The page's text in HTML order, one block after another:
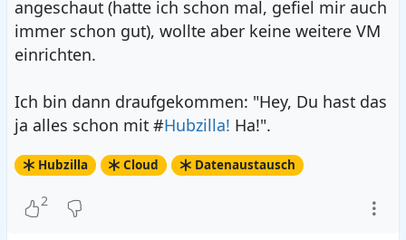
angeschaut (hatte ich schon mal, gefiel mir auch
immer schon gut), wollte aber keine weitere VM
einrichten.
Ich bin dann draufgekommen: "Hey, Du hast das
ja alles schon mit #Hubzilla! Ha!".
Hubzilla Cloud Datenaustausch
2